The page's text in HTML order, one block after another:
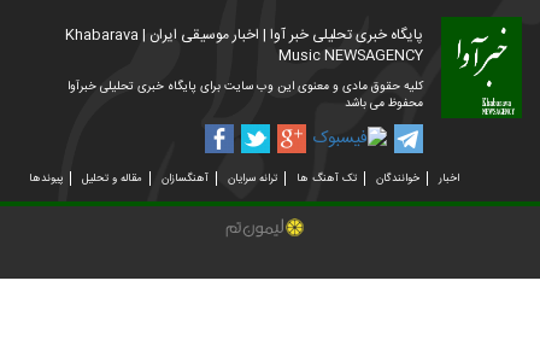
پایگاه خبری تحلیلی خبر آوا | اخبار موسیقی ایران | Khabarava
Music NEWSAGENCY
کلیه حقوق مادی و معنوی این وب سایت برای پایگاه خبری تحلیلی خبرآوا
محفوظ می باشد
اخبار خوانندگان تک آهنگ ها ترانه سرایان آهنگسازان مقاله و تحلیل پیوندها